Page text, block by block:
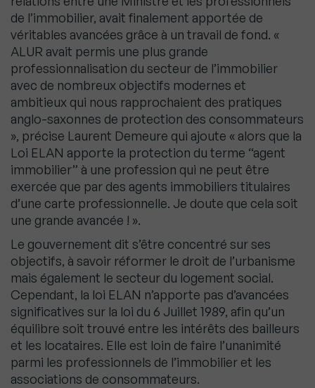
de l’immobilier, avait finalement apportée de
véritables avancées grâce à un travail de fond. «
ALUR avait permis une plus grande
professionnalisation du secteur de l’immobilier
avec de nombreux objectifs modernes et
ambitieux qui nous rapprochaient des pratiques
anglo-saxonnes de protection des consommateurs
», précise Laurent Demeure qui ajoute « alors que la
Loi ELAN apporte la protection du terme “agent
immobilier” à une profession qui ne peut être
exercée que par des agents immobiliers titulaires
d’une carte professionnelle. Je doute que cela soit
une grande avancée ! ».
Le gouvernement dit s’être concentré sur ses
objectifs, à savoir réformer le droit de l’urbanisme
mais également le secteur du logement social.
Cependant, la loi ELAN n’apporte pas d’avancées
significatives sur la loi du 6 Juillet 1989, afin qu’un
équilibre soit trouvé entre les intérêts des bailleurs
et les locataires. Elle est loin de faire l’unanimité
parmi les professionnels de l’immobilier et les
associations de consommateurs.